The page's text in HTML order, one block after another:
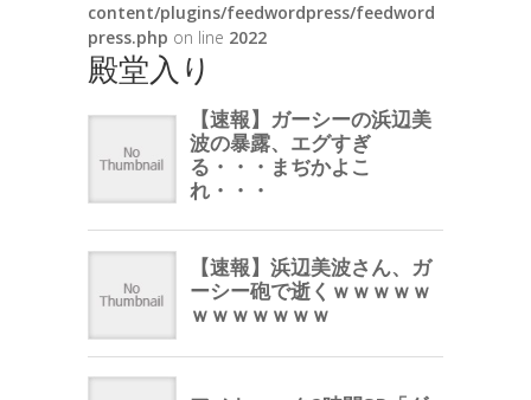
content/plugins/feedwordpress/feedword
press.php on line 2022
殿堂入り